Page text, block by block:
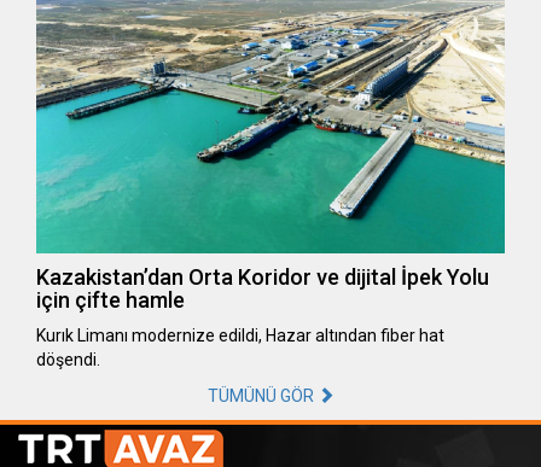
Kazakistan’dan Orta Koridor ve dijital İpek Yolu
için çifte hamle
Kurık Limanı modernize edildi, Hazar altından fiber hat
döşendi.
TÜMÜNÜ GÖR